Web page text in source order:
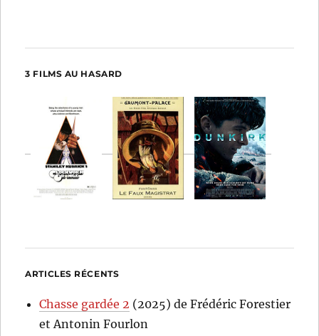
3 FILMS AU HASARD
ARTICLES RÉCENTS
Chasse gardée 2 (2025) de Frédéric Forestier
et Antonin Fourlon